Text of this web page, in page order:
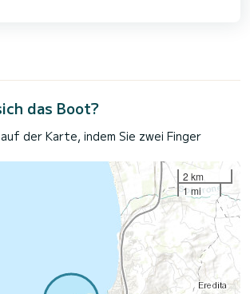
das Boot?
der Karte, indem Sie zwei Finger
2 km
1 mi